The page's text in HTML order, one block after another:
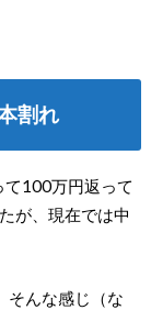
割れ
100万円返って
が、現在では中
そんな感じ（な